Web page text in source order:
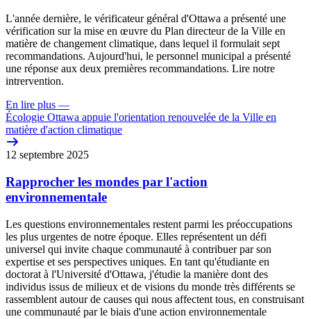
L'année dernière, le vérificateur général d'Ottawa a présenté une
vérification sur la mise en œuvre du Plan directeur de la Ville en
matière de changement climatique, dans lequel il formulait sept
recommandations. Aujourd'hui, le personnel municipal a présenté
une réponse aux deux premières recommandations. Lire notre
intrervention.
En lire plus —
Écologie Ottawa appuie l'orientation renouvelée de la Ville en
matière d'action climatique
12 septembre 2025
Rapprocher les mondes par l'action
environnementale
Les questions environnementales restent parmi les préoccupations
les plus urgentes de notre époque. Elles représentent un défi
universel qui invite chaque communauté à contribuer par son
expertise et ses perspectives uniques. En tant qu'étudiante en
doctorat à l'Université d'Ottawa, j'étudie la manière dont des
individus issus de milieux et de visions du monde très différents se
rassemblent autour de causes qui nous affectent tous, en construisant
une communauté par le biais d'une action environnementale